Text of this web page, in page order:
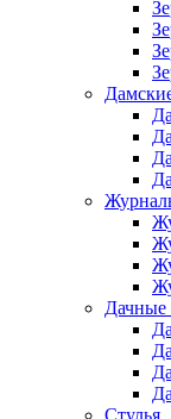
Дачные
Стулья